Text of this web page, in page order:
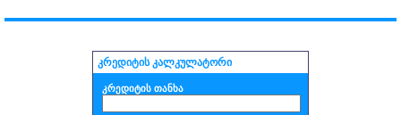
კრედიტის კალკულატორი
კრედიტის თანხა